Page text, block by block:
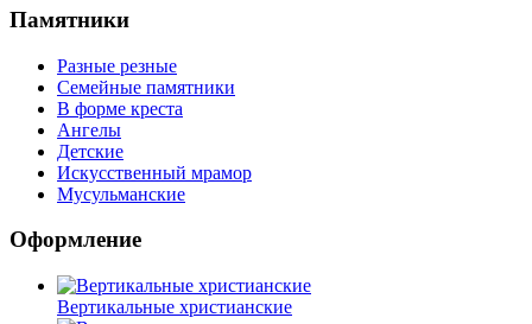
Памятники
Разные резные
Семейные памятники
В форме креста
Ангелы
Детские
Искусственный мрамор
Мусульманские
Оформление
Вертикальные христианские